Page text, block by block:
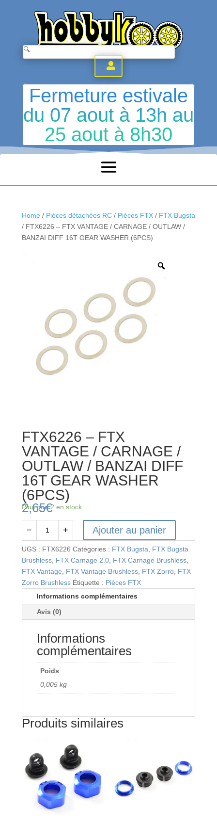
.
Fermeture estivale
du 07 aout à 13h au
25 aout à 8h30
Home/ Pièces détachées RC/ Pièces FTX/ FTX Bugsta
/ FTX6226 – FTX VANTAGE / CARNAGE / OUTLAW /
BANZAI DIFF 16T GEAR WASHER (6PCS)
FTX6226 – FTX
VANTAGE / CARNAGE /
OUTLAW / BANZAI DIFF
16T GEAR WASHER
(6PCS)
2,65€
Plus que 2 en stock
quantité
de
FTX6226
-
FTX
VANTAGE
CARNAGE
OUTLAW
BANZAI
− + Ajouter au panier
UGS : FTX6226 Catégories : FTX Bugsta
FTX Bugsta
Brushless, FTX Carnage 2.0, FTX Carnage Brushless,
FTX Vantage
FTX Vantage Brushless, FTX Zorro, FTX
Zorro Brushless Étiquette : Pièces FTX
Informations complémentaires
Avis (0)
Informations
complémentaires
Poids
0,005 kg
Produits similaires